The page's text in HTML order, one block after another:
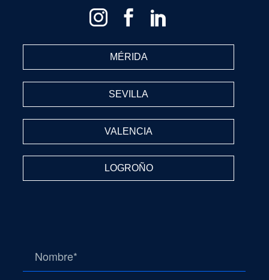
MÉRIDA
SEVILLA
VALENCIA
LOGROÑO